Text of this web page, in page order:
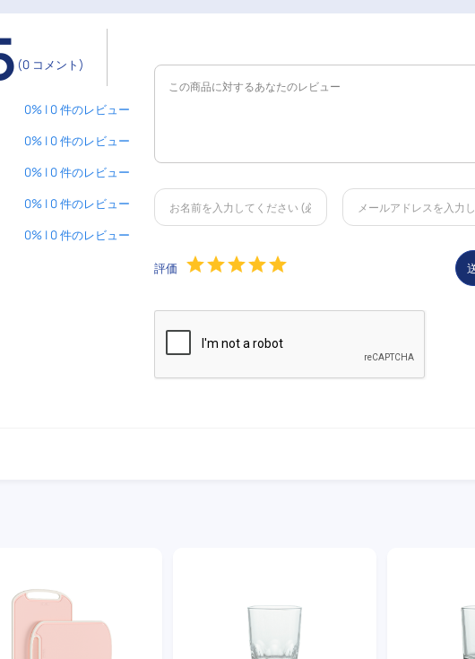
(0 コメント)
0% | 0 件のレビュー
0% | 0 件のレビュー
0% | 0 件のレビュー
0% | 0 件のレビュー
0% | 0 件のレビュー
評価